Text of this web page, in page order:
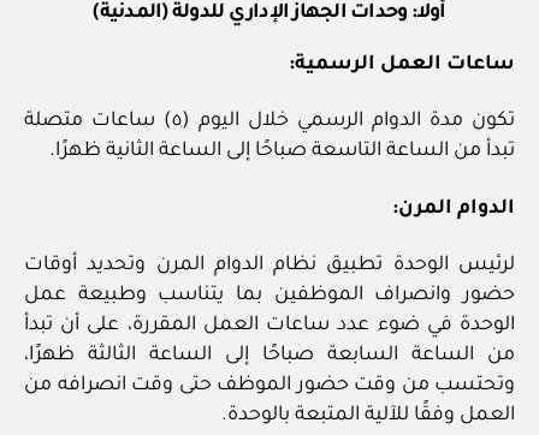
أولا: وحدات الجهاز الإداري للدولة (المدنية)
ساعات العمل الرسمية:
تكون مدة الدوام الرسمي خلال اليوم (٥) ساعات متصلة
تبدأ من الساعة التاسعة صباحًا إلى الساعة الثانية ظهرًا.
الدوام المرن:
لرئيس الوحدة تطبيق نظام الدوام المرن وتحديد أوقات
حضور وانصراف الموظفين بما يتناسب وطبيعة عمل
الوحدة في ضوء عدد ساعات العمل المقررة، على أن تبدأ
من الساعة السابعة صباحًا إلى الساعة الثالثة ظهرًا،
وتحتسب من وقت حضور الموظف حتى وقت انصرافه من
العمل وفقًا للآلية المتبعة بالوحدة.